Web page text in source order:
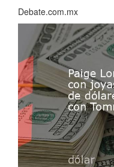
Debate.com.mx